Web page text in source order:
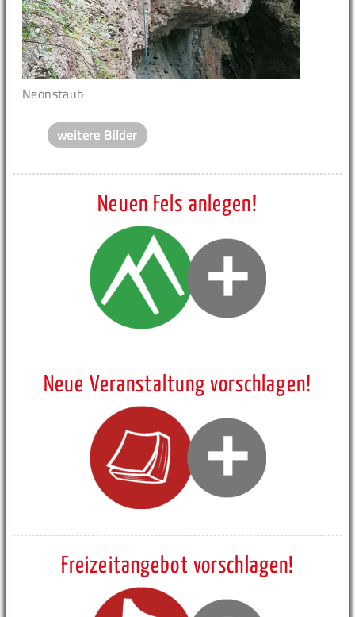
Neonstaub
weitere Bilder
Neuen Fels anlegen!
Neue Veranstaltung vorschlagen!
Freizeitangebot vorschlagen!